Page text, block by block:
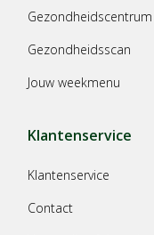
Gezondheidscentrum
Gezondheidsscan
Jouw weekmenu
Klantenservice
Klantenservice
Contact